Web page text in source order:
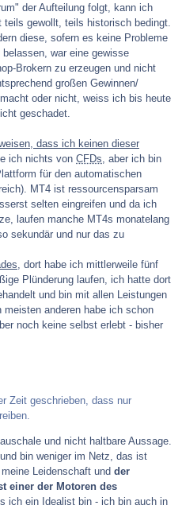
der Aufteilung folgt, kann ich
gewollt, teils historisch bedingt.
diese, sofern es keine Probleme
war eine gewisse
Brokern zu erzeugen und nicht
großen Gewinnen/
oder nicht, weiss ich bis heute
geschadet.
dass ich keinen dieser
ich nichts von CFDs, aber ich bin
für den automatischen
MT4 ist ressourcensparsam
selten eingreifen und da ich
laufen manche MT4s monatelang
sekundär und nur das zu
, dort habe ich mittlerweile fünf
Plünderung laufen, ich hatte dort
und bin mit allen Leistungen
anderen habe ich schon
noch keine selbst erlebt - bisher
Zeit geschrieben, dass nur
und nicht haltbare Aussage.
bin weniger im Netz, das ist
Leidenschaft und der
einer der Motoren des
ich ein Idealist bin - ich bin auch in